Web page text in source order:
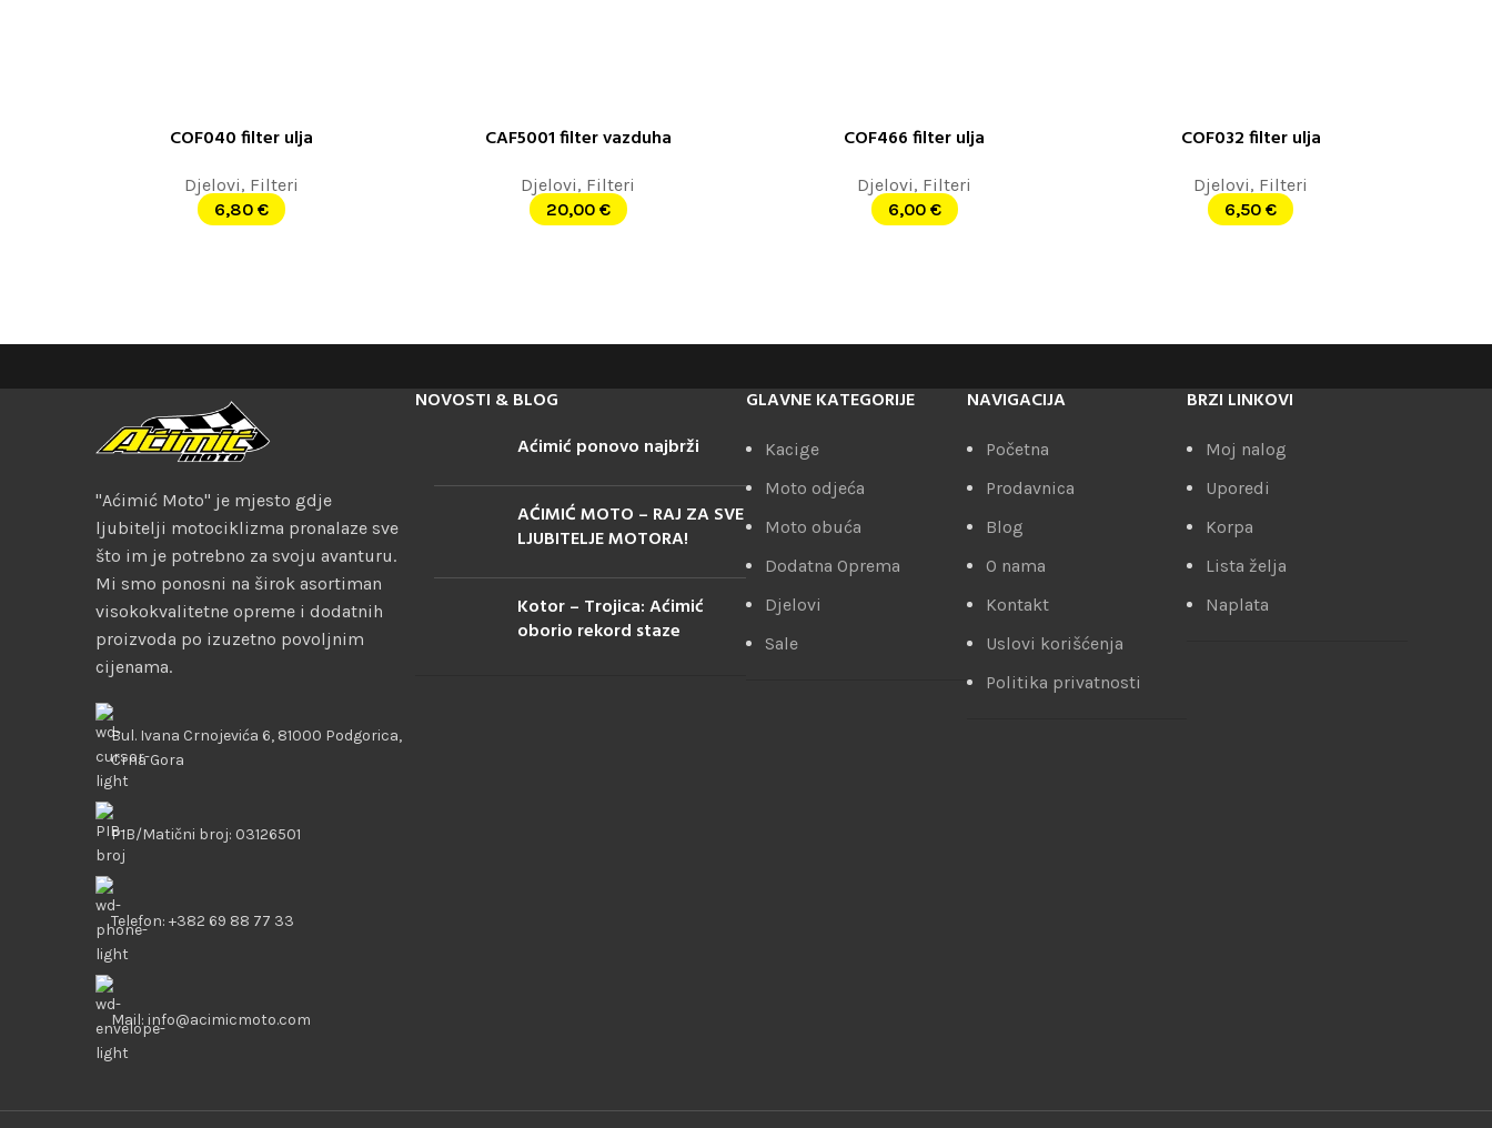
DODAJ U KORPUCOF040 filter ulja
Djelovi, Filteri
6,80 €
DODAJ U KORPUCAF5001 filter vazduha
Djelovi, Filteri
20,00 €
DODAJ U KORPUCOF466 filter ulja
Djelovi, Filteri
6,00 €
DODAJ U KORPUCOF032 filter ulja
Djelovi, Filteri
6,50 €
"Aćimić Moto" je mjesto gdje
ljubitelji motociklizma pronalaze sve
što im je potrebno za svoju avanturu.
Mi smo ponosni na širok asortiman
visokokvalitetne opreme i dodatnih
proizvoda po izuzetno povoljnim
cijenama.
Bul. Ivana Crnojevića 6, 81000 Podgorica,
Crna Gora
PIB/Matični broj: 03126501
Telefon: +382 69 88 77 33
Mail: info@acimicmoto.com
NOVOSTI & BLOG
Aćimić ponovo najbrži
AĆIMIĆ MOTO – RAJ ZA SVE
LJUBITELJE MOTORA!
Kotor – Trojica: Aćimić
oborio rekord staze
GLAVNE KATEGORIJE
Kacige
Moto odjeća
Moto obuća
Dodatna Oprema
Djelovi
Sale
NAVIGACIJA
Početna
Prodavnica
Blog
O nama
Kontakt
Uslovi korišćenja
Politika privatnosti
BRZI LINKOVI
Moj nalog
Uporedi
Korpa
Lista želja
Naplata